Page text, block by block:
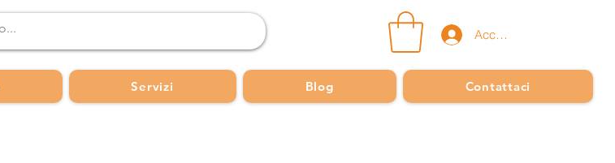
Accedi
Servizi Blog Contattaci